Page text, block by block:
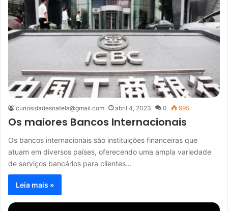
curiosidadesnatela@gmail.com abril 4, 2023 0 995
Os maiores Bancos Internacionais
Os bancos internacionais são instituições financeiras que
atuam em diversos países, oferecendo uma ampla variedade
de serviços bancários para clientes…
Leia mais »